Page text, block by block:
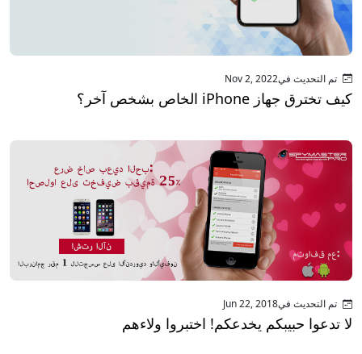
تم التحديث فيNov 2, 2022
كيف تخترق جهاز iPhone الخاص بشخص آخر؟
تم التحديث فيJun 22, 2018
لا تدعوا حبيبكم يخدعكم! اختبروا ولاءهم